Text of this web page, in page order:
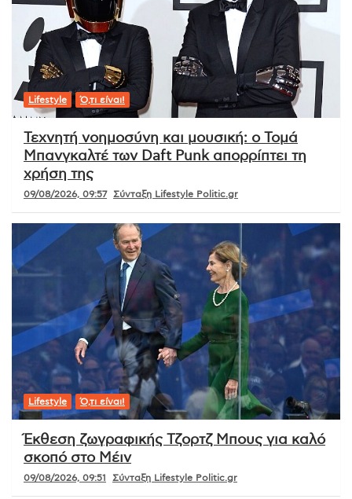
Lifestyle Ό,τι είναι!
Τεχνητή νοημοσύνη και μουσική: ο Τομά
Μπανγκαλτέ των Daft Punk απορρίπτει τη
χρήση της
09/08/2026, 09:57 Σύνταξη Lifestyle Politic.gr
Lifestyle Ό,τι είναι!
Έκθεση ζωγραφικής Τζορτζ Μπους για καλό
σκοπό στο Μέιν
09/08/2026, 09:51 Σύνταξη Lifestyle Politic.gr